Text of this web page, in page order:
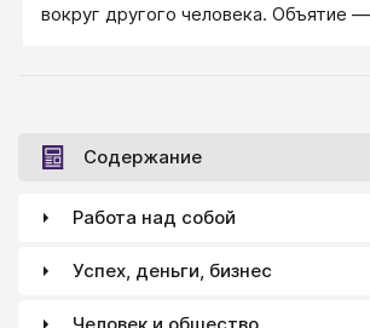
вокруг другого человека. Объятие
кого-то.Это не является
поскольку есть много
Содержание
Работа над собой
Успех, деньги, бизнес